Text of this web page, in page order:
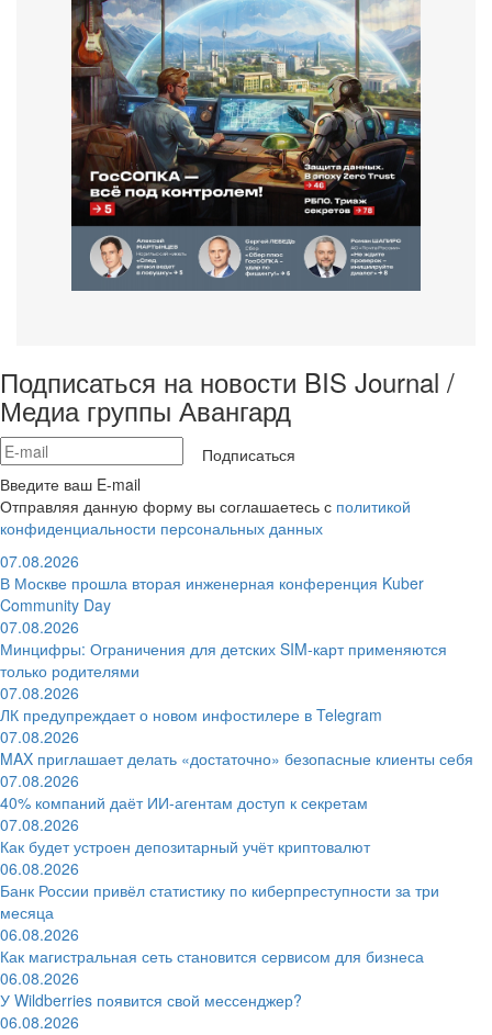
Подписаться на новости BIS Journal /
Медиа группы Авангард
Подписаться
Введите ваш E-mail
Отправляя данную форму вы соглашаетесь с политикой
конфиденциальности персональных данных
07.08.2026
В Москве прошла вторая инженерная конференция Kuber
Community Day
07.08.2026
Минцифры: Ограничения для детских SIM-карт применяются
только родителями
07.08.2026
ЛК предупреждает о новом инфостилере в Telegram
07.08.2026
MAX приглашает делать «достаточно» безопасные клиенты себя
07.08.2026
40% компаний даёт ИИ‑агентам доступ к секретам
07.08.2026
Как будет устроен депозитарный учёт криптовалют
06.08.2026
Банк России привёл статистику по киберпреступности за три
месяца
06.08.2026
Как магистральная сеть становится сервисом для бизнеса
06.08.2026
У Wildberries появится свой мессенджер?
06.08.2026